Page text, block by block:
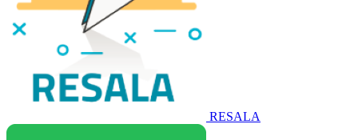
RESALA